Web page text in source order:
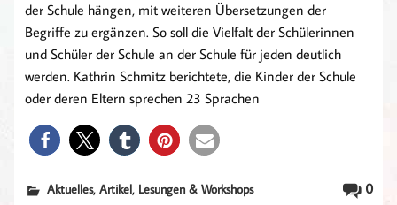
der Schule hängen, mit weiteren Übersetzungen der
Begriffe zu ergänzen. So soll die Vielfalt der Schülerinnen
und Schüler der Schule an der Schule für jeden deutlich
werden. Kathrin Schmitz berichtete, die Kinder der Schule
oder deren Eltern sprechen 23 Sprachen
0
Aktuelles,Artikel, Lesungen & Workshops